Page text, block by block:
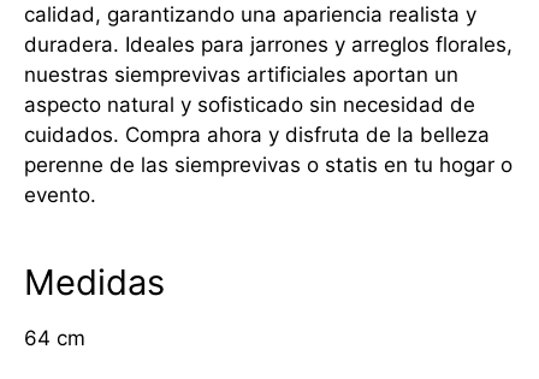
calidad, garantizando una apariencia realista y
duradera. Ideales para jarrones y arreglos florales,
nuestras siemprevivas artificiales aportan un
aspecto natural y sofisticado sin necesidad de
cuidados. Compra ahora y disfruta de la belleza
perenne de las siemprevivas o statis en tu hogar o
evento.
Medidas
64 cm